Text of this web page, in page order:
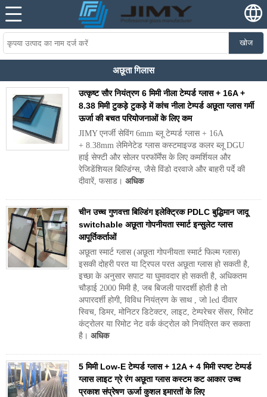
खोज
अछूता गिलास
उत्कृष्ट सौर नियंत्रण 6 मिमी नीला टेम्पर्ड ग्लास + 16A +
8.38 मिमी टुकड़े टुकड़े में कांच नीला टेम्पर्ड अछूता ग्लास गर्मी
ऊर्जा की बचत परियोजनाओं के लिए कम
JIMY एनर्जी सेविंग 6mm ब्लू टेम्पर्ड ग्लास + 16A
+ 8.38mm लेमिनेटेड ग्लास कस्टमाइज्ड कलर ब्लू DGU
हाई सेफ्टी और सोलर परफॉर्मेंस के लिए कमर्शियल और
रेजिडेंशियल बिल्डिंग्स, जैसे विंडो दरवाजे और बाहरी पर्दे की
दीवारें, फसाड। अधिक
चीन उच्च गुणवत्ता बिल्डिंग इलेक्ट्रिक PDLC बुद्धिमान जादू
switchable अछूता गोपनीयता स्मार्ट इन्सुलेट ग्लास
आपूर्तिकर्ताओं
अछूता स्मार्ट ग्लास (अछूता गोपनीयता स्मार्ट फिल्म ग्लास)
इसकी दोहरी परत या ट्रिपल परत अछूता ग्लास हो सकती है,
इच्छा के अनुसार सपाट या घुमावदार हो सकती है, अधिकतम
चौड़ाई 2000 मिमी है, जब बिजली पारदर्शी होती है तो
अपारदर्शी होगी, विविध नियंत्रण के साथ , जो led दीवार
स्विच, डिमर, मोनिटर डिटेक्टर, लाइट, टेम्परेचर सेंसर, रिमोट
कंट्रोलर या रिमोट नेट वर्क कंट्रोल को नियंत्रित कर सकता
है। अधिक
5 मिमी Low-E टेम्पर्ड ग्लास + 12A + 4 मिमी स्पष्ट टेम्पर्ड
ग्लास लाइट ग्रे रंग अछूता ग्लास कस्टम कट आकार उच्च
प्रकाश संप्रेषण ऊर्जा कुशल इमारतों के लिए